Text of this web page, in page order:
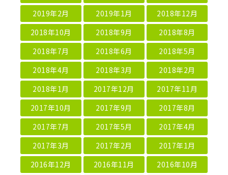
2019年2月
2019年1月
2018年12月
2018年10月
2018年9月
2018年8月
2018年7月
2018年6月
2018年5月
2018年4月
2018年3月
2018年2月
2018年1月
2017年12月
2017年11月
2017年10月
2017年9月
2017年8月
2017年7月
2017年5月
2017年4月
2017年3月
2017年2月
2017年1月
2016年12月
2016年11月
2016年10月